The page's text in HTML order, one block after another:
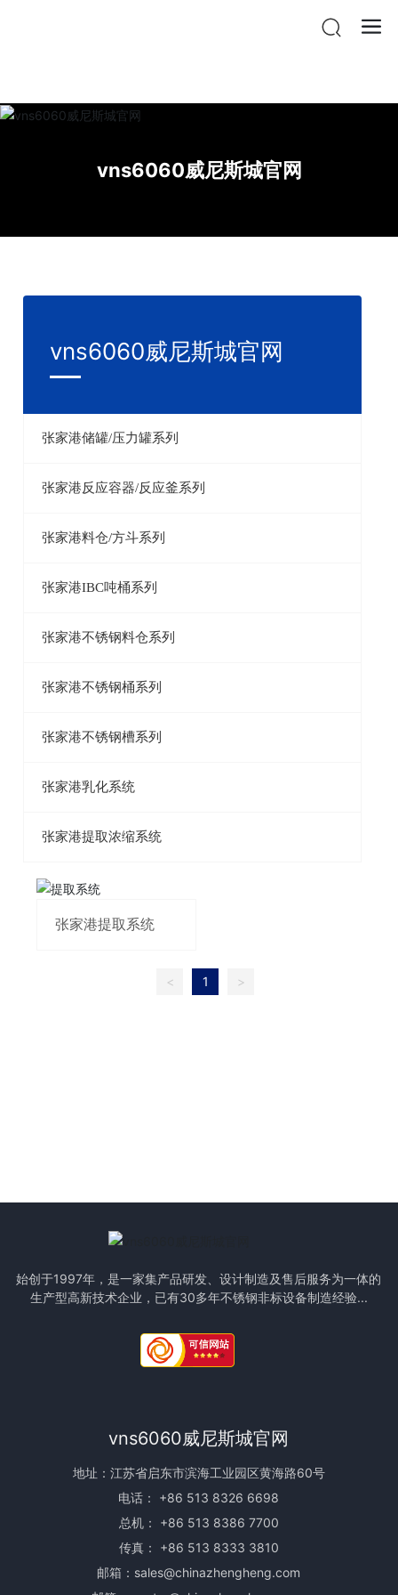
vnsr威尼斯城官网登入
vns6060威尼斯城官网
vns6060威尼斯城官网
张家港储罐/压力罐系列
张家港反应容器/反应釜系列
张家港料仓/方斗系列
张家港IBC吨桶系列
张家港不锈钢料仓系列
张家港不锈钢桶系列
张家港不锈钢槽系列
张家港乳化系统
张家港提取浓缩系统
张家港提取系统
< 1 >
始创于1997年，是一家集产品研发、设计制造及售后服务为一体的
生产型高新技术企业，已有30多年不锈钢非标设备制造经验...
vns6060威尼斯城官网
地址：江苏省启东市滨海工业园区黄海路60号
电话： +86 513 8326 6698
总机： +86 513 8386 7700
传真： +86 513 8333 3810
邮箱： sales@chinazhengheng.com